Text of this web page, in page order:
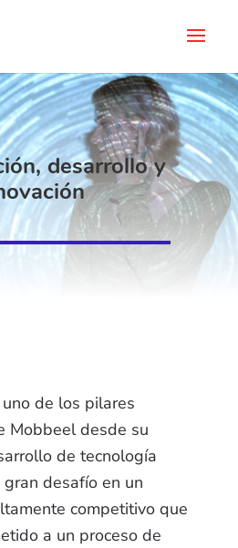
desarrollo y
de los pilares
Mobbeel desde su
de tecnología
desafío en un
competitivo que
a un proceso de